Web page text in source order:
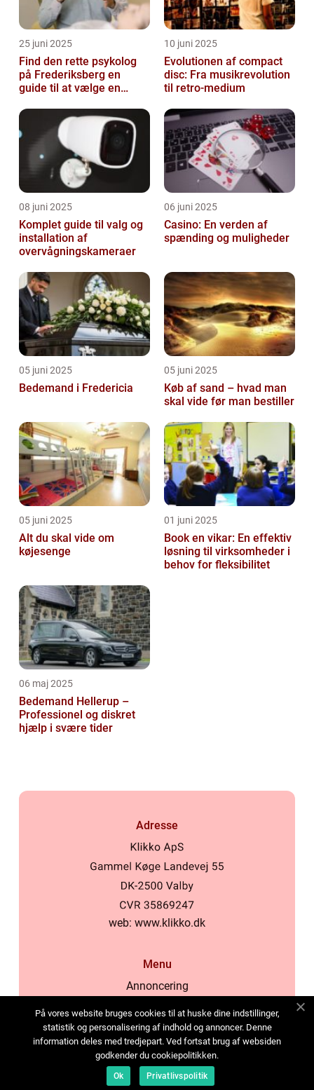
25 juni 2025
Find den rette psykolog
på Frederiksberg en
guide til at vælge en
10 juni 2025
Evolutionen af compact
disc: Fra musikrevolution
til retro-medium
08 juni 2025
Komplet guide til valg og
installation af
overvågningskameraer
06 juni 2025
Casino: En verden af
spænding og muligheder
05 juni 2025
Bedemand i Fredericia
05 juni 2025
Køb af sand – hvad man
skal vide før man bestiller
05 juni 2025
Alt du skal vide om
køjesenge
01 juni 2025
Book en vikar: En effektiv
løsning til virksomheder i
behov for fleksibilitet
06 maj 2025
Bedemand Hellerup –
Professionel og diskret
hjælp i svære tider
Adresse
web: www.klikko.dk
Menu
Annoncering
Cookies
Kontakt os
Sitemap
På vores website bruges cookies til at huske dine indstillinger,
statistik og personalisering af indhold og annoncer. Denne
information deles med tredjepart. Ved fortsat brug af websiden
godkender du cookiepolitikken.
Ok Privatlivspolitik